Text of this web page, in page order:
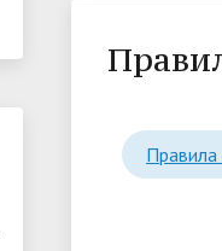
и
процесса